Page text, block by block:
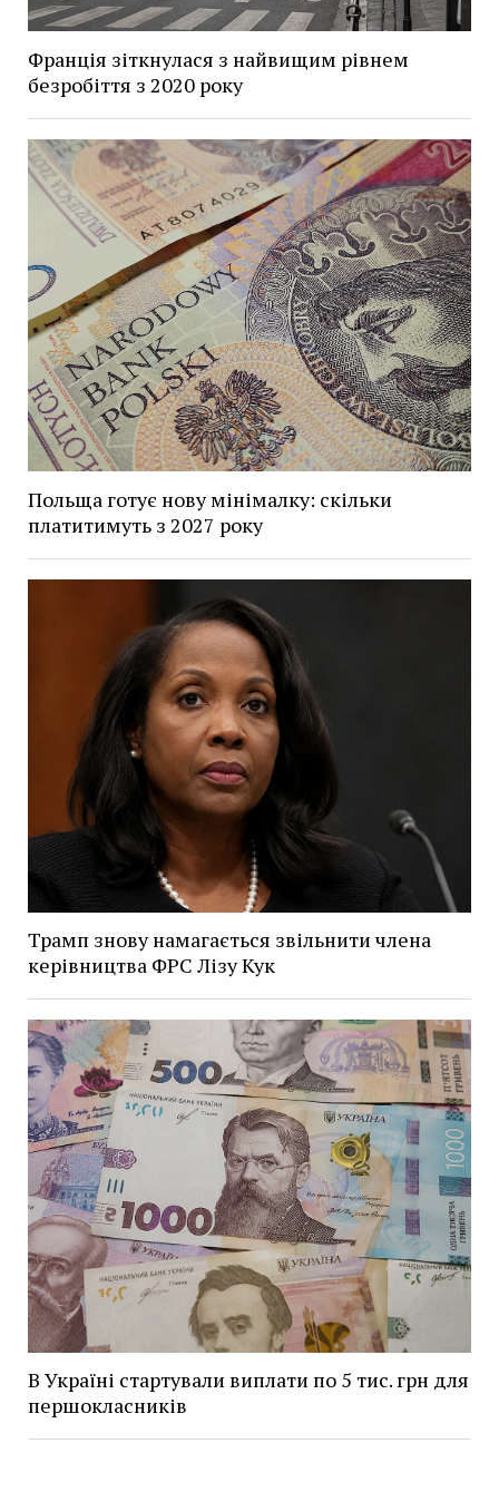
Франція зіткнулася з найвищим рівнем
безробіття з 2020 року
Польща готує нову мінімалку: скільки
платитимуть з 2027 року
Трамп знову намагається звільнити члена
керівництва ФРС Лізу Кук
В Україні стартували виплати по 5 тис. грн для
першокласників